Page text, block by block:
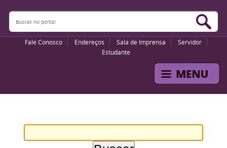
Buscar no portal
Fale Conosco Endereços Sala de Imprensa
Servidor
Estudante